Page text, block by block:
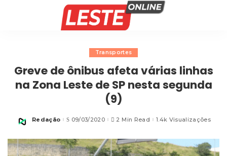
Transportes
Greve de ônibus afeta várias linhas
na Zona Leste de SP nesta segunda
(9)
Posted
Redação 09/03/2020 2 Min Read 1.4k Visualizações